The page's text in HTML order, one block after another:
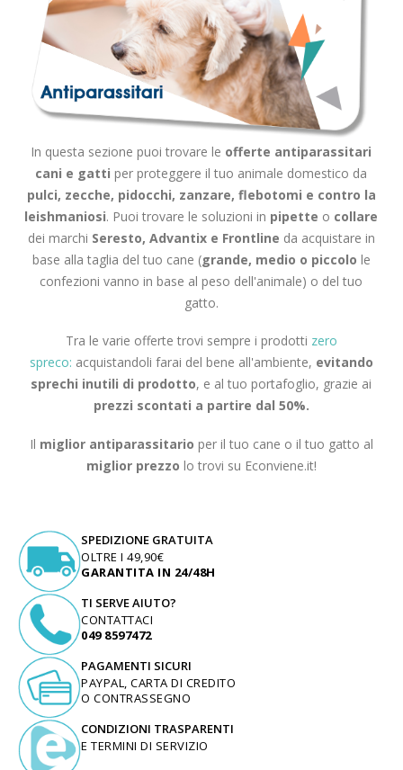
In questa sezione puoi trovare le offerte antiparassitari
cani e gatti per proteggere il tuo animale domestico da
pulci, zecche, pidocchi, zanzare, flebotomi e contro la
leishmaniosi. Puoi trovare le soluzioni in pipette o collare
dei marchi Seresto, Advantix e Frontline da acquistare in
base alla taglia del tuo cane (grande, medio o piccolo le
confezioni vanno in base al peso dell'animale) o del tuo
gatto.
Tra le varie offerte trovi sempre i prodotti zero
spreco: acquistandoli farai del bene all'ambiente, evitando
sprechi inutili di prodotto, e al tuo portafoglio, grazie ai
prezzi scontati a partire dal 50%.
Il miglior antiparassitario per il tuo cane o il tuo gatto al
miglior prezzo lo trovi su Econviene.it!
SPEDIZIONE GRATUITA
OLTRE I 49,90€
GARANTITA IN 24/48H
TI SERVE AIUTO?
CONTATTACI
049 8597472
PAGAMENTI SICURI
PAYPAL, CARTA DI CREDITO
O CONTRASSEGNO
CONDIZIONI TRASPARENTI
E TERMINI DI SERVIZIO